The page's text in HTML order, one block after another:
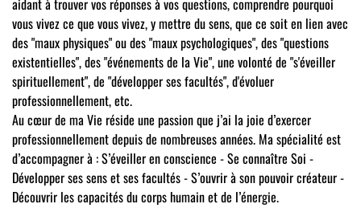
aidant à trouver vos réponses à vos questions, comprendre pourquoi
vous vivez ce que vous vivez, y mettre du sens, que ce soit en lien avec
des "maux physiques" ou des "maux psychologiques", des "questions
existentielles", des "événements de la Vie", une volonté de "s'éveiller
spirituellement", de "développer ses facultés", d'évoluer
professionnellement, etc.
Au cœur de ma Vie réside une passion que j’ai la joie d’exercer
professionnellement depuis de nombreuses années. Ma spécialité est
d’accompagner à : S’éveiller en conscience - Se connaître Soi -
Développer ses sens et ses facultés - S’ouvrir à son pouvoir créateur -
Découvrir les capacités du corps humain et de l’énergie.